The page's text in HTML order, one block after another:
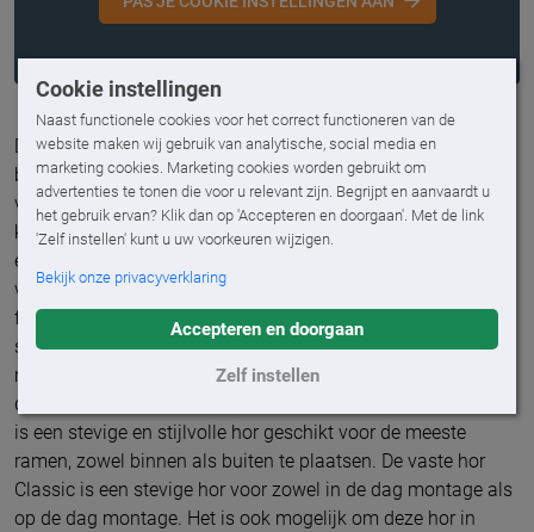
Cookie instellingen
Naast functionele cookies voor het correct functioneren van de
website maken wij gebruik van analytische, social media en
marketing cookies. Marketing cookies worden gebruikt om
advertenties te tonen die voor u relevant zijn. Begrijpt en aanvaardt u
het gebruik ervan? Klik dan op 'Accepteren en doorgaan'. Met de link
'Zelf instellen' kunt u uw voorkeuren wijzigen.
Bekijk onze privacyverklaring
Accepteren en doorgaan
Zelf instellen
De op maat gemaakteLuxaflex® Vaste Hor en Inzethor
bedekken jouw raam het hele jaar door. Heerlijk genieten
van de frisse lucht in je huis en minder ongedierte! Je kunt
kiezen uit de Inzethor Flex, Inzethor Classic, Vaste hor Plus
en Vaste hor Classic. De Inzethor Flex is geschikt voor
vrijwel ieder draaikiepraam dankzij de dunne kunststof
flens. De montage gebeurt met klemveren, dus zonder te
schroeven. De Inzethor Classic laat zich eenvoudig
monteren door onze vakspecialist, deze hor is geschikt voor
draaikiepramen met smalle dagopening. De vaste hor Plus
is een stevige en stijlvolle hor geschikt voor de meeste
ramen, zowel binnen als buiten te plaatsen. De vaste hor
Classic is een stevige hor voor zowel in de dag montage als
op de dag montage. Het is ook mogelijk om deze hor in